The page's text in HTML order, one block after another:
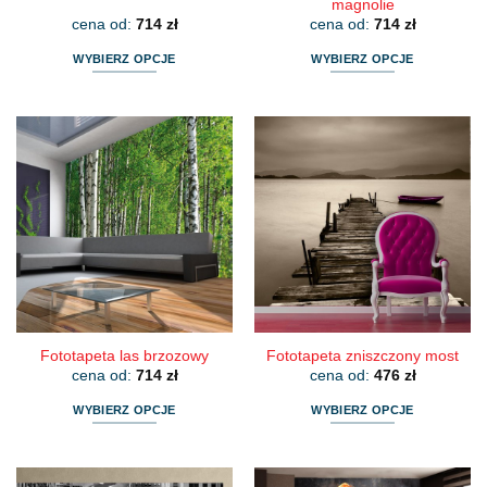
cena od: 714 zł
WYBIERZ OPCJE
ma
wiele
wariantów.
Opcje
można
na
stronie
produktu
magnolie
cena od: 714 zł
WYBIERZ OPCJE
wariantów.
Opcje
można
wybrać
na
stronie
produktu
Fototapeta las brzozowy
cena od: 714 zł
WYBIERZ OPCJE
ma
Fototapeta zniszczony most
cena od: 476 zł
WYBIERZ OPCJE
ma